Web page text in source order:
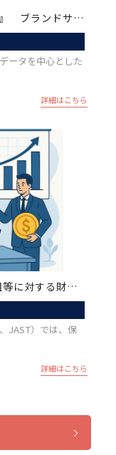
メディカルビッグデータ『REZULT』 ブランドサイト開設のお知らせ
ータを中心とした
詳細はこちら
「医療DXを活用した保健事業の取組等に対する財政支援」該当サービスをご紹介
JAST）では、保
詳細はこちら